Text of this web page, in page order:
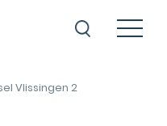
Vlissingen 2